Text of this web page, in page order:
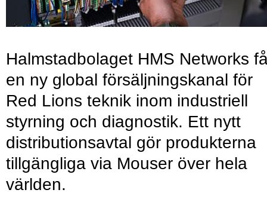
Halmstadbolaget HMS Networks
en ny global försäljningskanal för
Red Lions teknik inom industriell
styrning och diagnostik. Ett nytt
distributionsavtal gör produkterna
tillgängliga via Mouser över hela
världen.